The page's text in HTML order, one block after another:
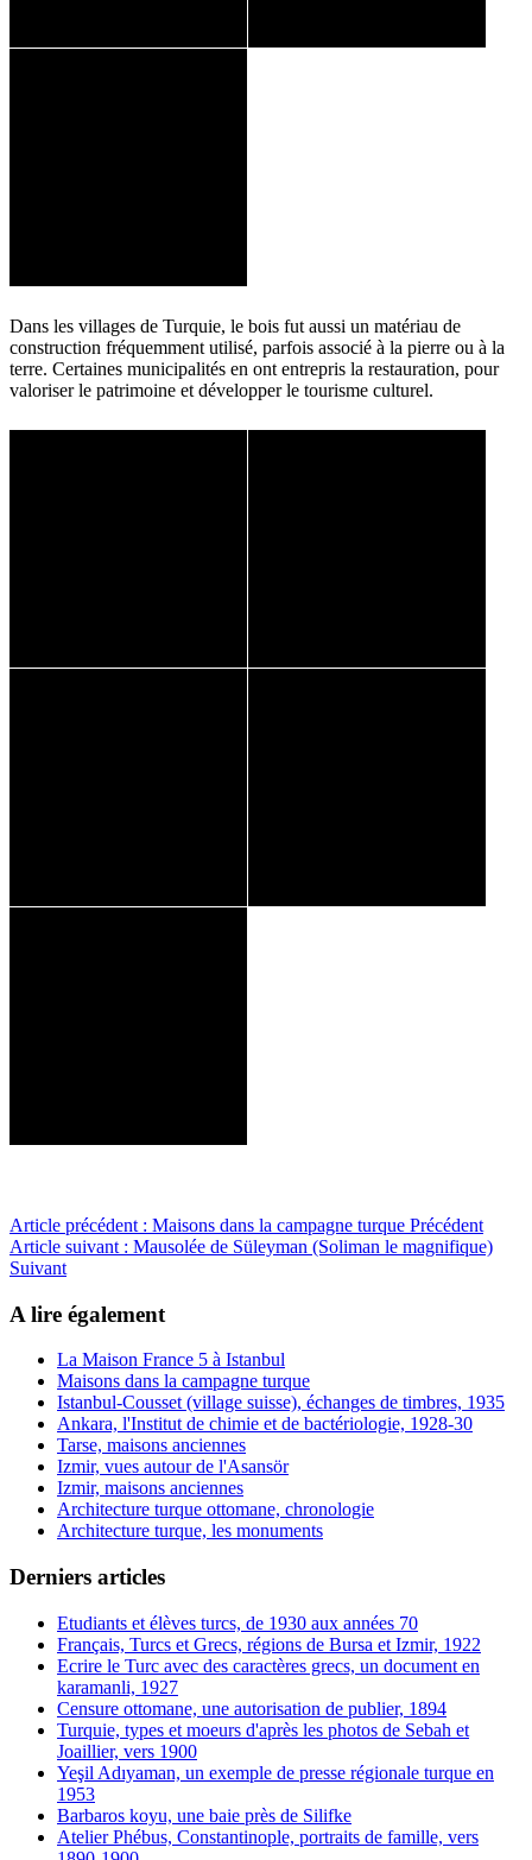
Dans les villages de Turquie, le bois fut aussi un matériau de
construction fréquemment utilisé, parfois associé à la pierre ou à la
terre. Certaines municipalités en ont entrepris la restauration, pour
valoriser le patrimoine et développer le tourisme culturel.
Article précédent : Maisons dans la campagne turque Précédent
Article suivant : Mausolée de Süleyman (Soliman le magnifique)
Suivant
A lire également
La Maison France 5 à Istanbul
Maisons dans la campagne turque
Istanbul-Cousset (village suisse), échanges de timbres, 1935
Ankara, l'Institut de chimie et de bactériologie, 1928-30
Tarse, maisons anciennes
Izmir, vues autour de l'Asansör
Izmir, maisons anciennes
Architecture turque ottomane, chronologie
Architecture turque, les monuments
Derniers articles
Etudiants et élèves turcs, de 1930 aux années 70
Français, Turcs et Grecs, régions de Bursa et Izmir, 1922
Ecrire le Turc avec des caractères grecs, un document en
karamanli, 1927
Censure ottomane, une autorisation de publier, 1894
Turquie, types et moeurs d'après les photos de Sebah et
Joaillier, vers 1900
Yeşil Adıyaman, un exemple de presse régionale turque en
1953
Barbaros koyu, une baie près de Silifke
Atelier Phébus, Constantinople, portraits de famille, vers